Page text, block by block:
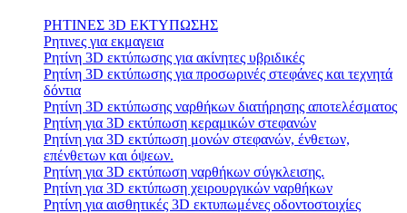
ΡΗΤΙΝΕΣ 3D ΕΚΤΥΠΩΣΗΣ
Ρητινες για εκμαγεια
Ρητίνη 3D εκτύπωσης για ακίνητες υβριδικές
Ρητίνη 3D εκτύπωσης για προσωρινές στεφάνες και τεχνητά
δόντια
Ρητίνη 3D εκτύπωσης ναρθήκων διατήρησης αποτελέσματος
Ρητίνη για 3D εκτύπωση κεραμικών στεφανών
Ρητίνη για 3D εκτύπωση μονών στεφανών, ένθετων,
επένθετων και όψεων.
Ρητίνη για 3D εκτύπωση ναρθήκων σύγκλεισης.
Ρητίνη για 3D εκτύπωση χειρουργικών ναρθήκων
Ρητίνη για αισθητικές 3D εκτυπωμένες οδοντοστοιχίες